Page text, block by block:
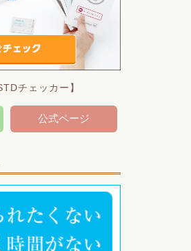
チェッカー】
公式ページ